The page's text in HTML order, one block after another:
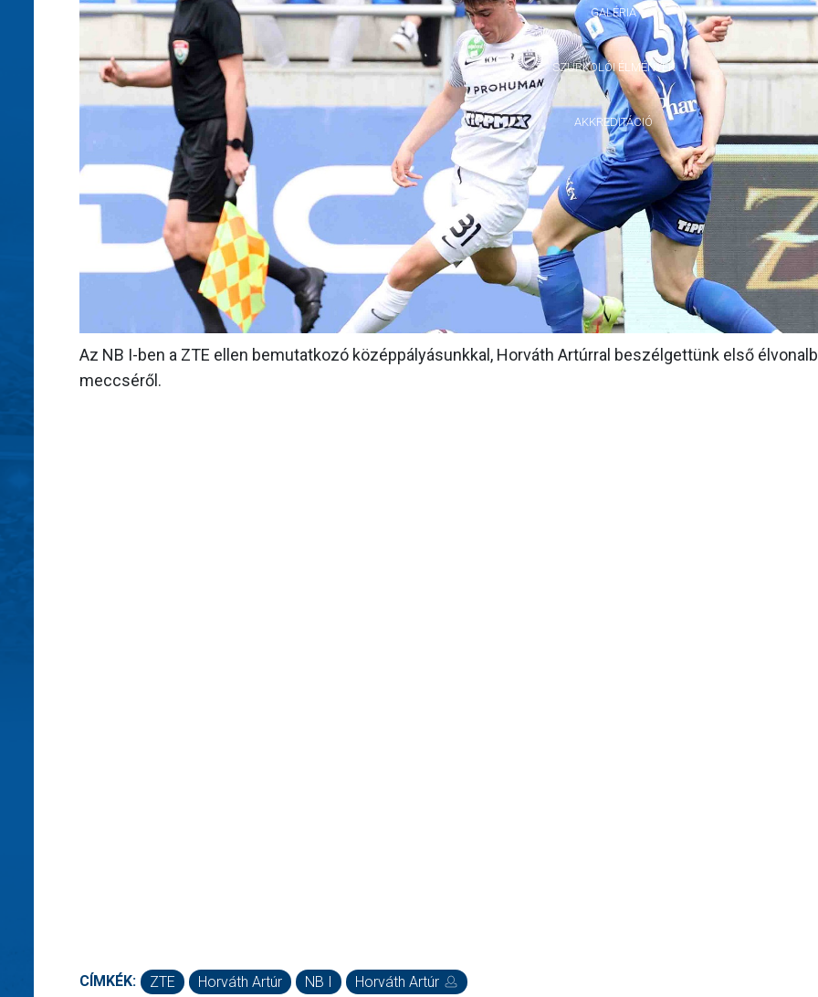
GALÉRIA
SZURKOLÓI ÉLMÉNYEK
AKKREDITÁCIÓ
Az NB I-ben a ZTE ellen bemutatkozó középpályásunkkal, Horváth Artúrral beszélgettünk első
meccséről.
CÍMKÉK: ZTE Horváth Artúr NB I Horváth Artúr